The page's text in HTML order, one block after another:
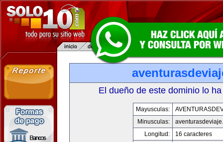
El dueño de este dominio lo
Mayusculas:
Minusculas:
Longitud:
16 caracteres